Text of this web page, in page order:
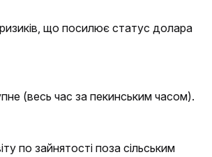
що посилює статус долара
(весь час за пекинським часом).
по зайнятості поза сільським